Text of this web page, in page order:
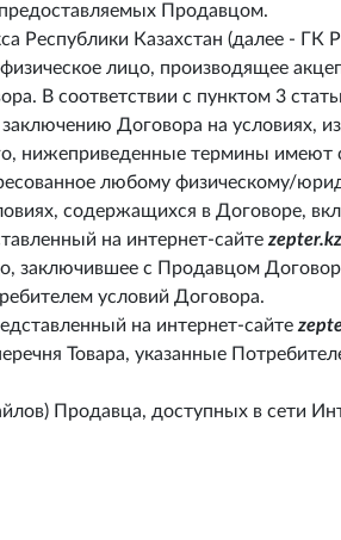
предоставляемых Продавцом.
Республики Казахстан (далее - ГК
лицо, производящее
В соответствии с пунктом 3
Договора на условиях,
нижеприведенные термины имеют
любому физическому/
содержащихся в Договоре,
на интернет-сайте zepter.kz
заключившее с Продавцом
условий Договора.
на интернет-сайте
Товара, указанные
Продавца, доступных в сети